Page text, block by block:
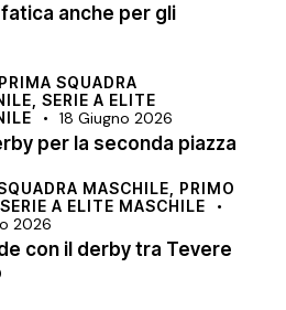
anche per gli
PRIMA SQUADRA
SERIE A ELITE
18 Giugno 2026
per la seconda piazza
MASCHILE, PRIMO
SERIE A ELITE MASCHILE
2026
con il derby tra Tevere